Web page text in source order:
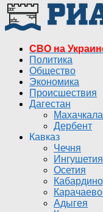
СВО на
Политика
Общество
Экономика
Происшествия
Дагестан
Махачкала
Дербент
Кавказ
Чечня
Ингушетия
Осетия
Адыгея